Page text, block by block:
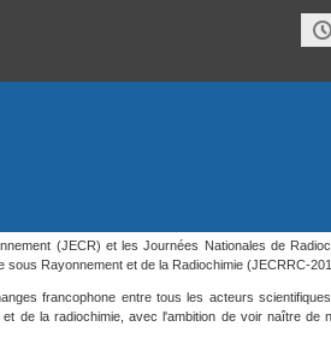
(JECR) et les Journées Nationales de
Rayonnement et de la Radiochimie (JECRRC-
francophone entre tous les acteurs
de la radiochimie, avec l'ambition de voir naître de